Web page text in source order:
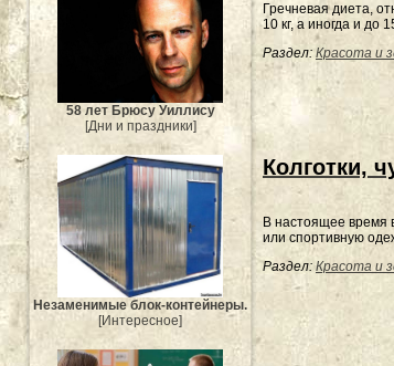
58 лет Брюсу Уиллису
[Дни и праздники]
Незаменимые блок-контейнеры.
[Интересное]
Гречневая диета,
10 кг, а иногда и до
Раздел: Красота и
Колготки,
В настоящее время
или спортивную
Раздел: Красота и